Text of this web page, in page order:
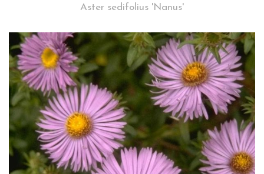
Aster sedifolius 'Nanus'